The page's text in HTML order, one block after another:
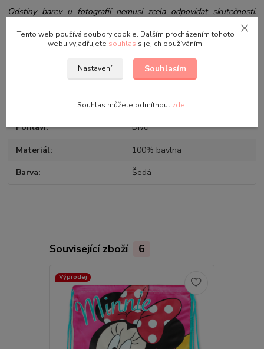
Odstíny barev u fotografií nemusí zcela odpovídat skutečnosti.
Záleží na nastavení Vašeho monitoru a na kvalitě použité fotografie.
Setino
Pohlaví Dívčí
Materiál 100% bavlna
Barva Šedá
Související zboží 6
Výprodej
Tento web používá soubory cookie. Dalším procházením tohoto
webu vyjadřujete souhlas s jejich používáním.
Nastavení Souhlasím
Souhlas můžete odmítnout zde.